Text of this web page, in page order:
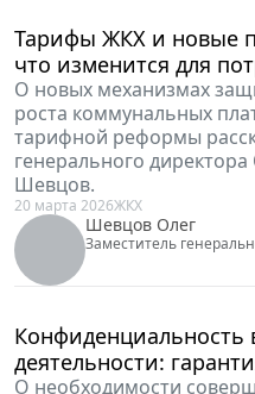
Ассоциации
адвокатов"
Ипотека, рассрочка,
инструмент
2026 году
Практическими
варианта для
председатель Совета
недвижимости
24 апреля 2026
недвижимости